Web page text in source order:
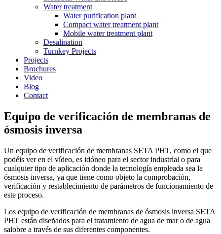
Water treatment
Water purification plant
Compact water treatment plant
Mobile water treatment plant
Desalination
Turnkey Projects
Projects
Brochures
Video
Blog
Contact
Equipo de verificación de membranas de
ósmosis inversa
Un equipo de verificación de membranas SETA PHT, como el que
podéis ver en el vídeo, es idóneo para el sector industrial o para
cualquier tipo de aplicación donde la tecnología empleada sea la
ósmosis inversa, ya que tiene como objeto la comprobación,
verificación y restablecimiento de parámetros de funcionamiento de
este proceso.
Los equipo de verificación de membranas de ósmosis inversa SETA
PHT están diseñados para el tratamiento de agua de mar o de agua
salobre a través de sus diferentes componentes.